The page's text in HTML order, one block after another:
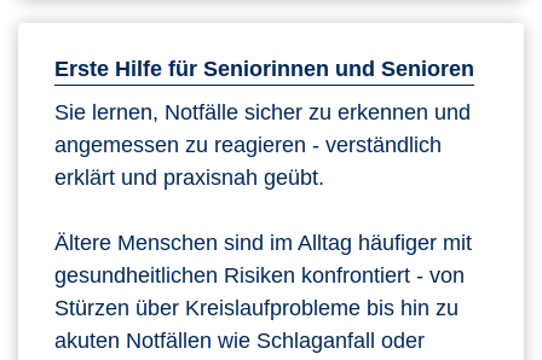
Erste Hilfe für Seniorinnen und Senioren
Sie lernen, Notfälle sicher zu erkennen und
angemessen zu reagieren - verständlich
erklärt und praxisnah geübt.
Ältere Menschen sind im Alltag häufiger mit
gesundheitlichen Risiken konfrontiert - von
Stürzen über Kreislaufprobleme bis hin zu
akuten Notfällen wie Schlaganfall oder